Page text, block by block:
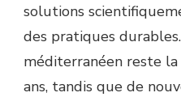
solutions
des pratiques
méditerranéen reste
ans, tandis que de